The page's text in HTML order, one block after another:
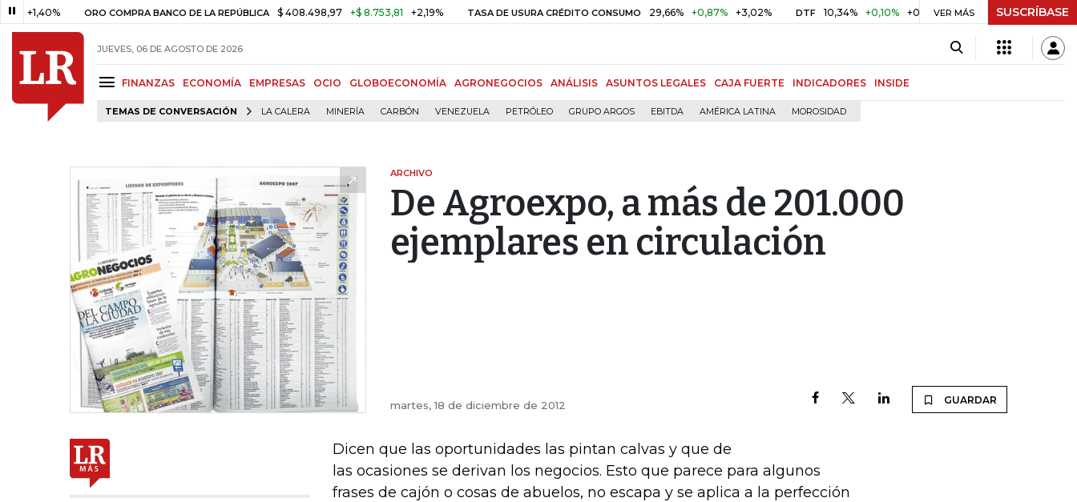
ORO COMPRA BANCO DE LA REPÚBLICA $ 408.498,97 +$ 8.753,81 +2,19% TASA DE USURA CRÉDITO CONSUMO 29,66% +0,87% +3,02% DTF 10,34% +0,10% +0,98% UVR $ 416,86 +$ 0,05 +0,01%
VER MÁS SUSCRÍBASE
JUEVES, 06 DE AGOSTO DE 2026
FINANZAS ECONOMÍA EMPRESAS OCIO GLOBOECONOMÍA AGRONEGOCIOS ANÁLISIS ASUNTOS LEGALES CAJA FUERTE INDICADORES INSIDE
TEMAS DE CONVERSACIÓN LA CALERA MINERÍA CARBÓN VENEZUELA PETRÓLEO GRUPO ARGOS EBITDA AMÉRICA LATINA MOROSIDAD
ARCHIVO
De Agroexpo, a más de 201.000
ejemplares en circulación
martes, 18 de diciembre de 2012 GUARDAR
Dicen que las oportunidades las pintan calvas y que de
las ocasiones se derivan los negocios. Esto que parece para algunos
frases de cajón o cosas de abuelos, no escapa y se aplica a la perfección